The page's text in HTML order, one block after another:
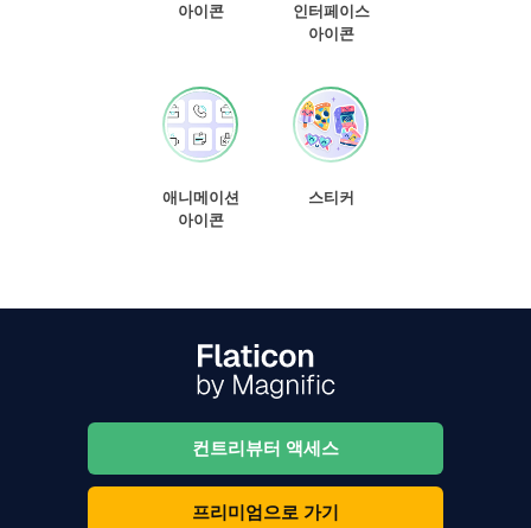
아이콘
인터페이스
아이콘
애니메이션
아이콘
스티커
컨트리뷰터 액세스
프리미엄으로 가기